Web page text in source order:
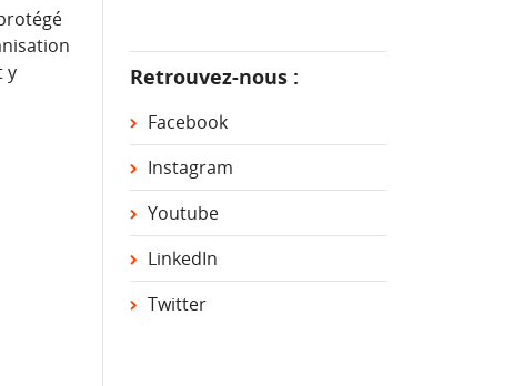
y
Retrouvez-nous :
Facebook
Instagram
Youtube
LinkedIn
Twitter